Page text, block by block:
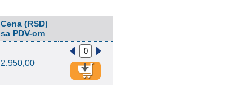
Cena (RSD)
sa PDV-om
2.950,00